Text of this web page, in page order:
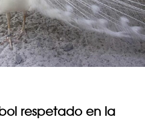
respetado en la